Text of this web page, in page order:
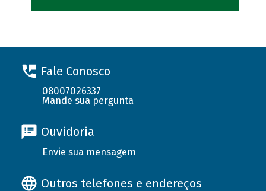
Fale Conosco
08007026337
Mande sua pergunta
Ouvidoria
Envie sua mensagem
Outros telefones e endereços